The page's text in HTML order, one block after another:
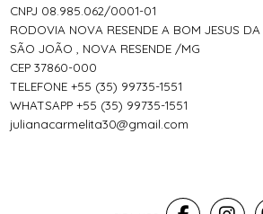
CNPJ 08.985.062/0001-01
RODOVIA NOVA RESENDE A BOM JESUS
SÃO JOÃO , NOVA RESENDE /MG
CEP 37860-000
TELEFONE +55 (35) 99735-1551
WHATSAPP +55 (35) 99735-1551
julianacarmelita30@gmail.com